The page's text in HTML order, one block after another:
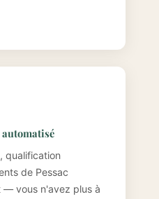
qualification
de Pessac
— vous n'avez plus à